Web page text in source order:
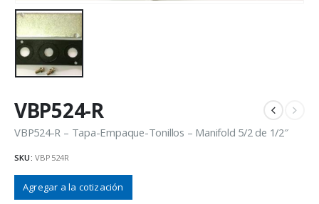
VBP524-R
VBP524-R – Tapa-Empaque-Tonillos – Manifold 5/2 de 1/2″
SKU: VBP524R
Agregar a la cotización